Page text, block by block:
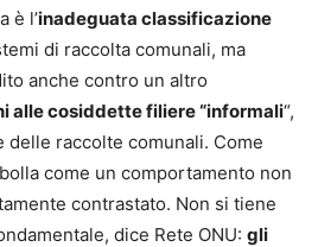
è l’inadeguata classificazione
di raccolta comunali, ma
anche contro un altro
alle cosiddette filiere “informali“,
delle raccolte comunali. Come
come un comportamento non
contrastato. Non si tiene
dice Rete ONU: gli